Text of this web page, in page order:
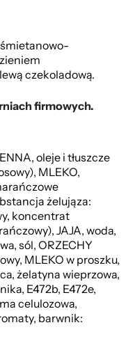
czekoladową.
firmowych.
oleje i tłuszcze
MLEKO,
żelująza:
koncentrat
JAJA, woda,
sól, ORZECHY
MLEKO w proszku,
żelatyna wieprzowa,
E472b, E472e,
celulozowa,
barwnik: